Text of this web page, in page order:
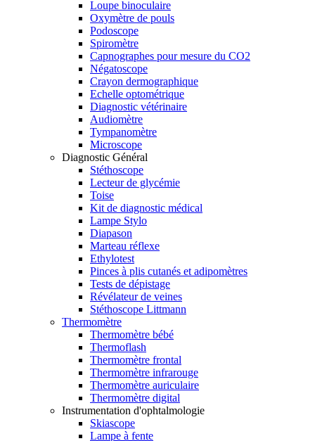
Loupe binoculaire
Oxymètre de pouls
Podoscope
Spiromètre
Capnographes pour mesure du CO2
Négatoscope
Crayon dermographique
Echelle optométrique
Diagnostic vétérinaire
Audiomètre
Tympanomètre
Microscope
Diagnostic Général
Stéthoscope
Lecteur de glycémie
Toise
Kit de diagnostic médical
Lampe Stylo
Diapason
Marteau réflexe
Ethylotest
Pinces à plis cutanés et adipomètres
Tests de dépistage
Révélateur de veines
Stéthoscope Littmann
Thermomètre
Thermomètre bébé
Thermoflash
Thermomètre frontal
Thermomètre infrarouge
Thermomètre auriculaire
Thermomètre digital
Instrumentation d'ophtalmologie
Skiascope
Lampe à fente